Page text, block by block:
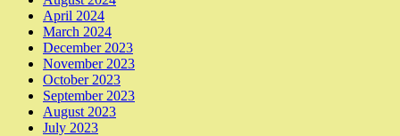
April 2024
March 2024
December 2023
November 2023
October 2023
September 2023
August 2023
July 2023